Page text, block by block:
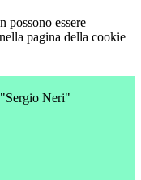
possono essere
pagina della cookie
Neri"